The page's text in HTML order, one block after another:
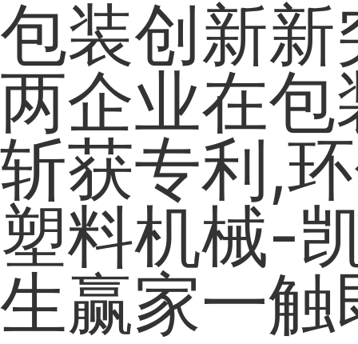
包装创新新
两企业在包
斩获专利,
塑料机械-
生赢家一触